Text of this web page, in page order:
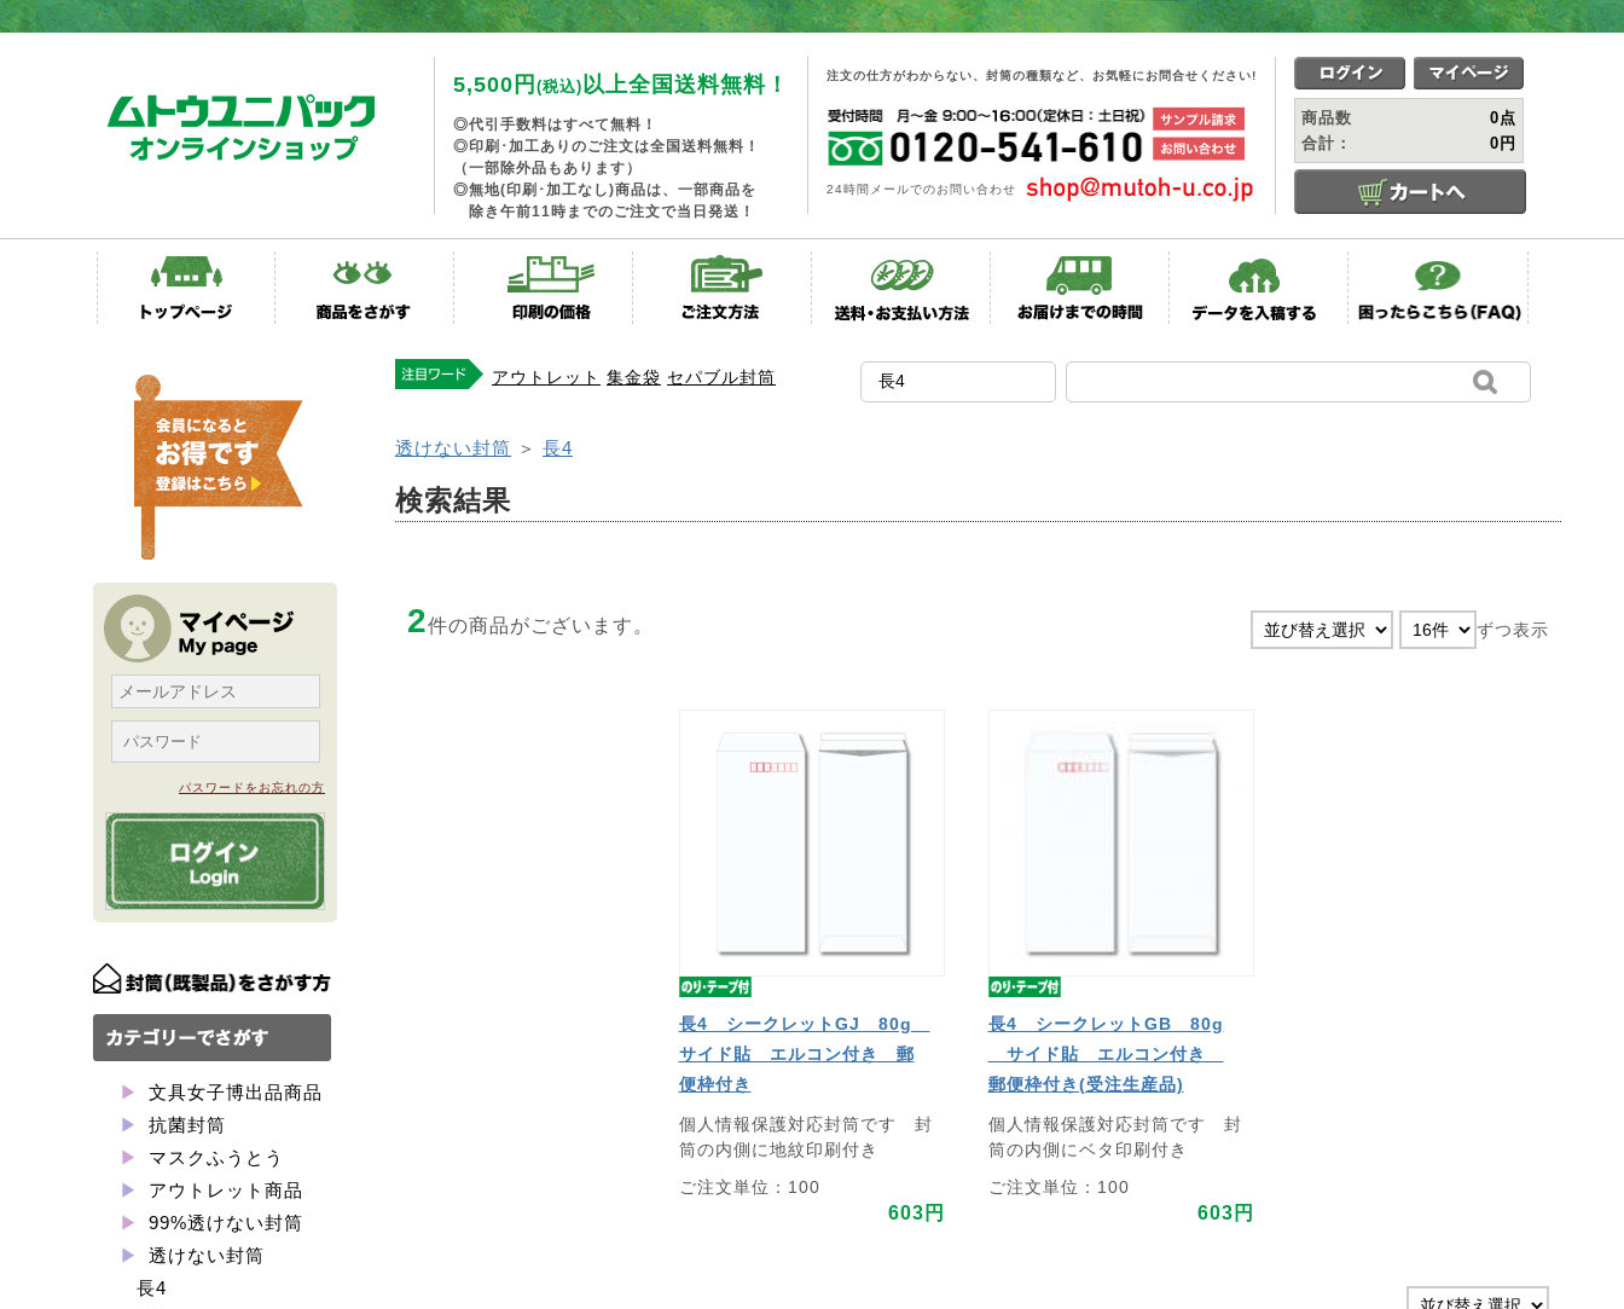
5,500円 (税込)以上全国送料無料！
◎代引手数料はすべて無料！
◎印刷･加工ありのご注文は全国送料無料！
（一部除外品もあります）
◎無地(印刷･加工なし)商品は、一部商品を
除き午前11時までのご注文で当日発送！
注文の仕方がわからない、封筒の種類など、お気軽にお問合せください!
24時間メールでのお問い合わせ
商品数
0点
合計：
0円
パスワードをお忘れの方
文具女子博出品商品
抗菌封筒
マスクふうとう
アウトレット商品
99%透けない封筒
透けない封筒
長4
アウトレット 集金袋 セパブル封筒
透けない封筒 ＞ 長4
検索結果
2件の商品がございます。 ずつ表示
長4 シークレットGJ 80g
サイド貼 エルコン付き 郵
便枠付き
個人情報保護対応封筒です 封
筒の内側に地紋印刷付き
ご注文単位：100
603円
長4 シークレットGB 80g
サイド貼 エルコン付き
郵便枠付き(受注生産品)
個人情報保護対応封筒です 封
筒の内側にベタ印刷付き
ご注文単位：100
603円